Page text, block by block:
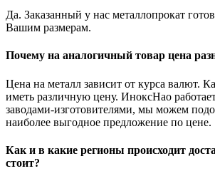
Да. Заказанный у нас металлопрокат
Вашим размерам.
Почему на аналогичный товар цена
Цена на металл зависит от курса валют.
иметь различную цену. ИноксНао
заводами-изготовителями, мы можем
наиболее выгодное предложение по цене.
Как и в какие регионы происходит
стоит?